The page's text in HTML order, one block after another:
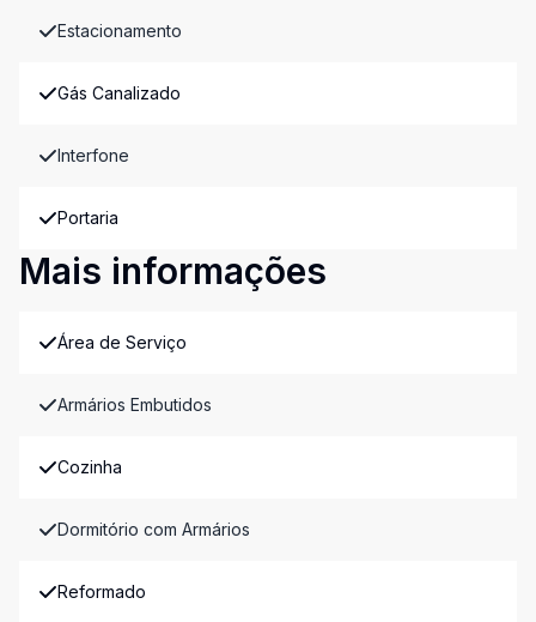
Estacionamento
Gás Canalizado
Interfone
Portaria
Mais informações
Área de Serviço
Armários Embutidos
Cozinha
Dormitório com Armários
Reformado